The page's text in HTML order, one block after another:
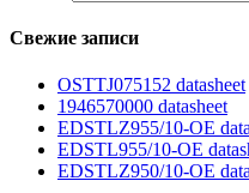
Свежие записи
OSTTJ075152 datasheet
1946570000 datasheet
EDSTLZ955/10-OE
EDSTL955/10-OE
EDSTLZ950/10-OE